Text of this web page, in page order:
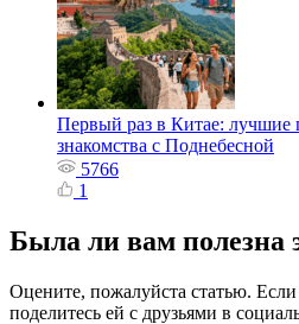
Первый раз в Китае: лучшие
знакомства с Поднебесной
5766
1
Была ли вам полезна
Оцените, пожалуйста статью.
поделитесь ей с друзьями в